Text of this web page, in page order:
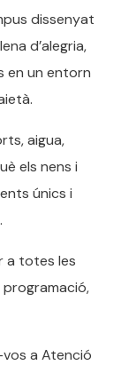
dissenyat
d’alegria,
en un entorn
aigua,
els nens i
únics i
a totes les
a Atenció